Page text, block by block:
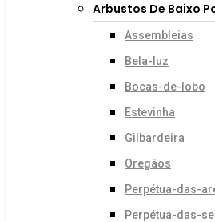
Arbustos De Baixo
Assembleias
Bela-luz
Bocas-de-lobo
Estevinha
Gilbardeira
Oregãos
Perpétua-das-
Perpétua-das-